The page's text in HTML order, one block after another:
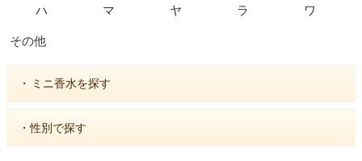
ハ マ ヤ ラ ワ
その他
・ ミニ香水を探す
・性別で探す